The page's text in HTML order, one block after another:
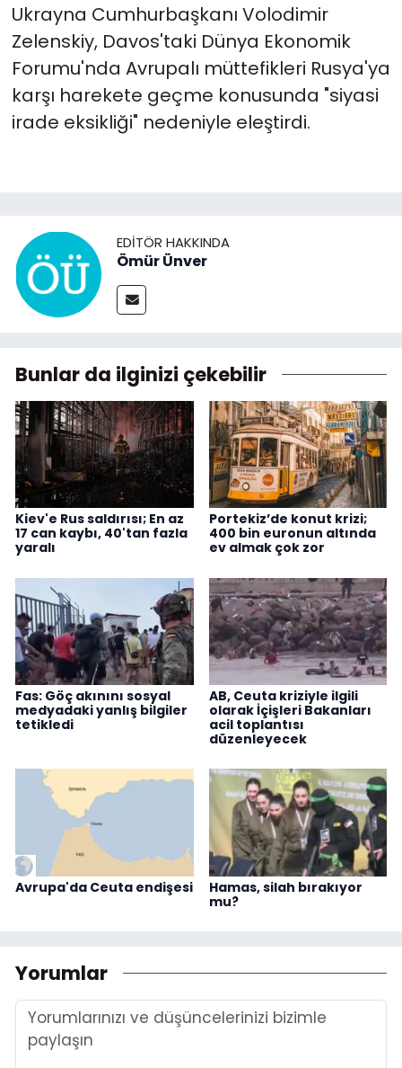
Ukrayna Cumhurbaşkanı Volodimir
Zelenskiy, Davos'taki Dünya Ekonomik
Forumu'nda Avrupalı ​​müttefikleri Rusya'ya
karşı harekete geçme konusunda "siyasi
irade eksikliği" nedeniyle eleştirdi.
EDITÖR HAKKINDA
Ömür Ünver
Bunlar da ilginizi çekebilir
Kiev'e Rus saldırısı; En az
17 can kaybı, 40'tan fazla
yaralı
Portekiz’de konut krizi;
400 bin euronun altında
ev almak çok zor
Fas: Göç akınını sosyal
medyadaki yanlış bilgiler
tetikledi
AB, Ceuta kriziyle ilgili
olarak İçişleri Bakanları
acil toplantısı
düzenleyecek
Avrupa'da Ceuta endişesi
Hamas, silah bırakıyor
mu?
Yorumlar